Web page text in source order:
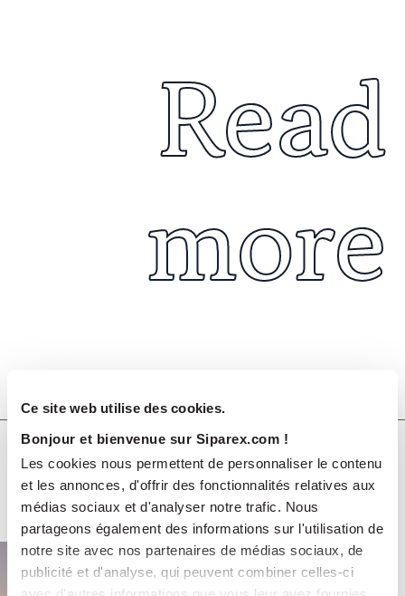
Ce site web utilise des cookies.
Bonjour et bienvenue sur Siparex.com !
Les cookies nous permettent de personnaliser le contenu
et les annonces, d'offrir des fonctionnalités relatives aux
médias sociaux et d'analyser notre trafic. Nous
partageons également des informations sur l'utilisation de
notre site avec nos partenaires de médias sociaux, de
publicité et d'analyse, qui peuvent combiner celles-ci
Read
more
Rapport ESG & Climat 2025